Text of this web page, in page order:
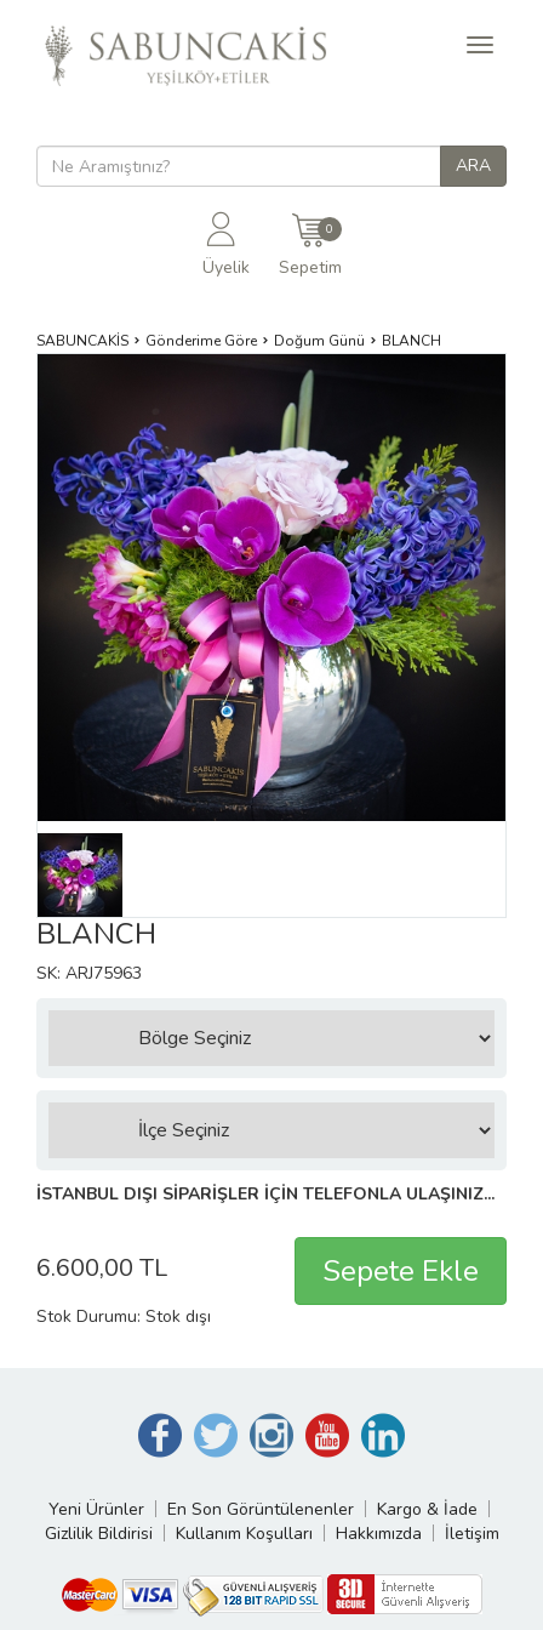
Toggle
Üyelik
0
Sepetim
SABUNCAKİS Gönderime Göre Doğum Günü BLANCH
BLANCH
SK: ARJ75963
İSTANBUL DIŞI SİPARİŞLER İÇİN TELEFONLA ULAŞINIZ...
6.600,00 TL
Stok Durumu: Stok dışı
Yeni Ürünler En Son Görüntülenenler
Kargo & İade
Gizlilik Bildirisi
Kullanım Koşulları Hakkımızda İletişim